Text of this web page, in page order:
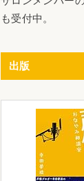
も受付中。
出版